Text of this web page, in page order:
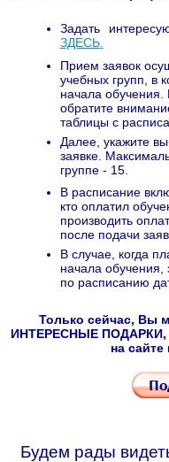
Задать
ЗДЕСЬ.
Прием заявок
учебных групп, в
начала обучения.
обратите
таблицы с
Далее, укажите
заявке.
группе - 15.
В расписание
кто оплатил
производить
после подачи
В случае, когда
начала
по расписанию
Только сейчас, Вы
ИНТЕРЕСНЫЕ ПОДАРКИ,
на
Будем рады